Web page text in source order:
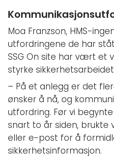
Moa Franzson, HMS-
utfordringene de har
SSG On site har vært et
styrke
– På et anlegg er det
ønsker å nå, og
utfordring. Før vi
snart to år siden, brukte
eller e-post for å
sikkerhetsinformasjon.